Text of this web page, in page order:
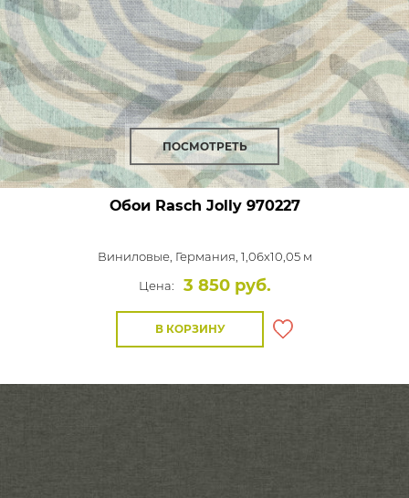
ПОСМОТРЕТЬ
Обои Rasch Jolly970227
Виниловые, Германия, 1,06x10,05 м
Цена:
3 850 руб.
В КОРЗИНУ